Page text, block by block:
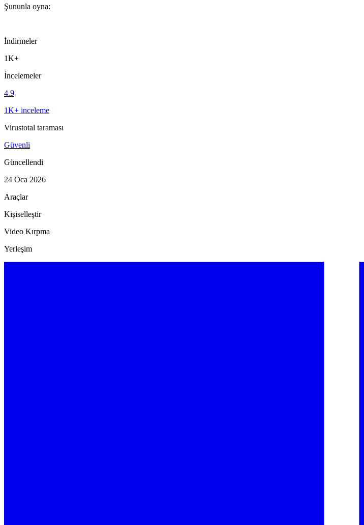
Şununla oyna:
İndirmeler
1K+
İncelemeler
4.9
1K+ inceleme
Virustotal taraması
Güvenli
Güncellendi
24 Oca 2026
Araçlar
Kişiselleştir
Video Kırpma
Yerleşim